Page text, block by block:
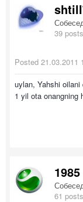
39 posts
Posted 21.03.2011
uylan, Yahshi
1 yil ota onangning
1985
61 posts